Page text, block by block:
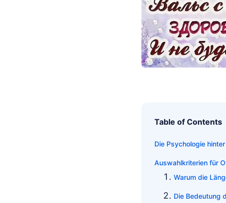
Table of Contents
Die Psychologie
Auswahlkriterien für
Warum die
Die Bedeutung